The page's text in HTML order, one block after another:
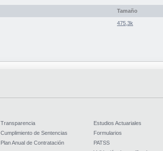
Tamaño
475,3k
Transparencia
Cumplimiento de Sentencias
Plan Anual de Contratación
Estudios Actuariales
Formularios
PATSS